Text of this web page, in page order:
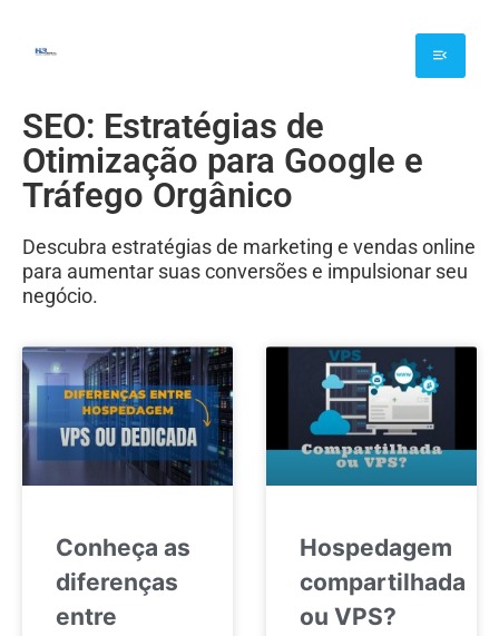
SEO: Estratégias de
Otimização para Google e
Tráfego Orgânico
Descubra estratégias de marketing e vendas online
para aumentar suas conversões e impulsionar seu
negócio.
Conheça as
diferenças
entre
Hospedagem
compartilhada
ou VPS?